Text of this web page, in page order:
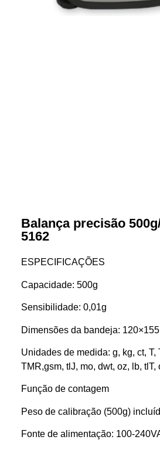
Balança precisão
5162
ESPECIFICAÇÕES
Capacidade: 500g
Sensibilidade: 0,01g
Dimensões da bandeja:
Unidades de medida: g, kg, ct, T,
TMR,gsm, tlJ, mo, dwt, oz, lb, tlT,
Função de contagem
Peso de calibração (500g)
Fonte de alimentação: 100-